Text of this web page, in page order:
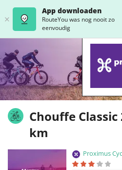
App downloaden
RouteYou was nog nooit zo
eenvoudig
Chouffe Classic
km
Proximus